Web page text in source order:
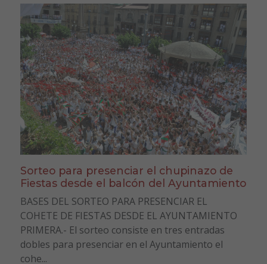
Sorteo para presenciar el chupinazo de
Fiestas desde el balcón del Ayuntamiento
BASES DEL SORTEO PARA PRESENCIAR EL
COHETE DE FIESTAS DESDE EL AYUNTAMIENTO
PRIMERA.- El sorteo consiste en tres entradas
dobles para presenciar en el Ayuntamiento el
cohe...